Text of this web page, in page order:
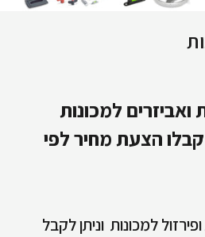
ואביזרים למכונות
הצעת מחיר לפי
למכונות וניתן לקבל